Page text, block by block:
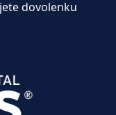
dovolenku
na prenájom